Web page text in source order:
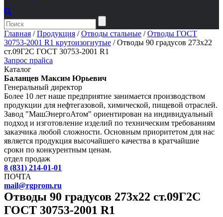
Главная /Продукция /Отводы стальные /Отводы ГОСТ
30753-2001 R1 крутоизогнутые /Отводы 90 градусов 273х22
ст.09Г2С ГОСТ 30753-2001 R1
Запрос прайса
Каталог
Баланцев Максим Юрьевич
Генеральный директор
Более 10 лет наше предприятие занимается производством
продукции для нефтегазовой, химической, пищевой отраслей.
Завод "МашЭнергоАтом" ориентирован на индивидуальный
подход и изготовление изделий по техническим требованиям
заказчика любой сложности. Основным приоритетом для нас
является продукция высочайшего качества в кратчайшие
сроки по конкурентным ценам.
отдел продаж
8 (831) 214-01-01
ПОЧТА
mail@rgprom.ru
Отводы 90 градусов 273х22 ст.09Г2С
ГОСТ 30753-2001 R1